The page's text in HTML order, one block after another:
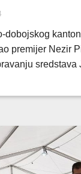
dobojskog
premijer Nezir